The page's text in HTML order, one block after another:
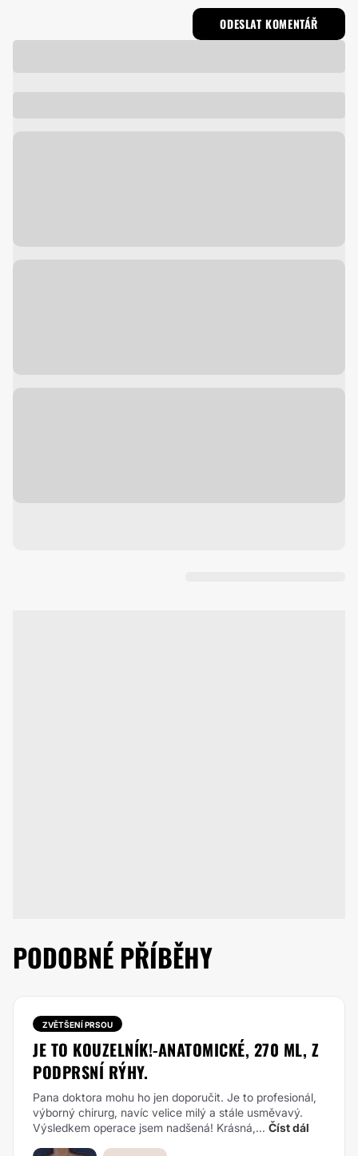
PODOBNÉ PŘÍBĚHY
ZVĚTŠENÍ PRSOU
JE TO KOUZELNÍK!-ANATOMICKÉ, 270 ML, Z
PODPRSNÍ RÝHY.
Pana doktora mohu ho jen doporučit. Je to profesionál,
výborný chirurg, navíc velice milý a stále usměvavý.
Výsledkem operace jsem nadšená! Krásná,... Číst dál